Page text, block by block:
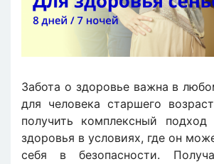
Забота о здоровье важна в
для человека старшего
получить комплексный
здоровья в условиях, где он
себя в безопасности.